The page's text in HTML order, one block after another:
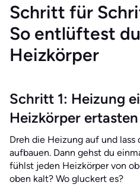
Schritt für
So entlüftest
Heizkörper
Schritt 1: Heizung
Heizkörper ertasten
Dreh die Heizung auf und
aufbauen. Dann gehst du
fühlst jeden Heizkörper von
oben kalt? Wo gluckert es?